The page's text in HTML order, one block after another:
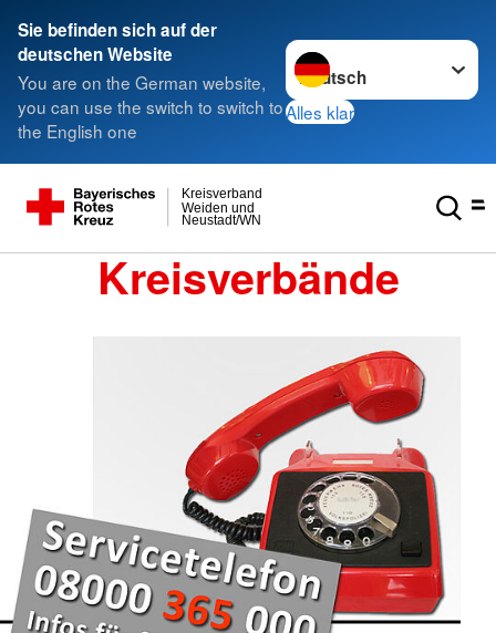
Sie befinden sich auf der
deutschen Website
You are on the German website,
you can use the switch to switch to
the English one
Sprache wechseln zu
Alles klar
Neustadt/WN
Weiden und
Kreisverband
Kreisverbände